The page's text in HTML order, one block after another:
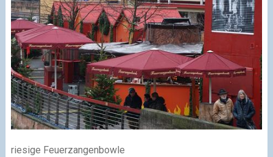
riesige Feuerzangenbowle